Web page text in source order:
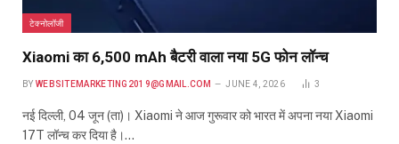
टेक्नोलॉजी
Xiaomi का 6,500 mAh बैटरी वाला नया 5G फोन लॉन्च
BY WEBSITEMARKETING2019@GMAIL.COM JUNE 4, 2026 3
नई दिल्ली, 04 जून (ता)। Xiaomi ने आज गुरूवार को भारत में अपना नया Xiaomi
17T लॉन्च कर दिया है।…